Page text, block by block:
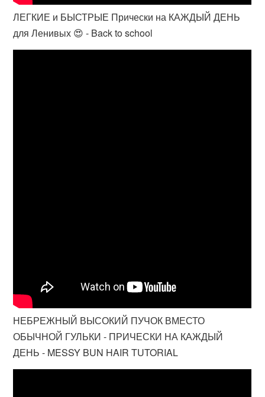
ЛЕГКИЕ и БЫСТРЫЕ Прически на КАЖДЫЙ ДЕНЬ
для Ленивых 😍 - Back to school
НЕБРЕЖНЫЙ ВЫСОКИЙ ПУЧОК ВМЕСТО
ОБЫЧНОЙ ГУЛЬКИ - ПРИЧЕСКИ НА КАЖДЫЙ
ДЕНЬ - MESSY BUN HAIR TUTORIAL